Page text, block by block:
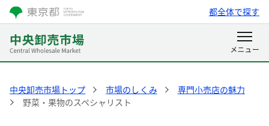
都全体で探す
中央卸売市場トップ 市場のしくみ
専門小売店の魅力
野菜・果物のスペシャリスト